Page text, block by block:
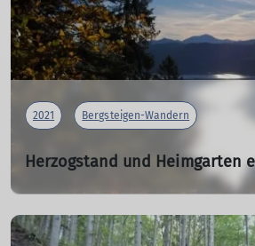
den Bergen.
mehr erfahren
2021 Bergsteigen-Wandern
Herzogstand und Heimgarten
28.10.2021
Eine siebenköpfige
Bernhard, Otto, Stefan und Franz)